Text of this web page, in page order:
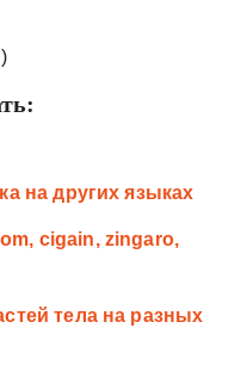
на других языках
cigain, zingaro,
тела на разных